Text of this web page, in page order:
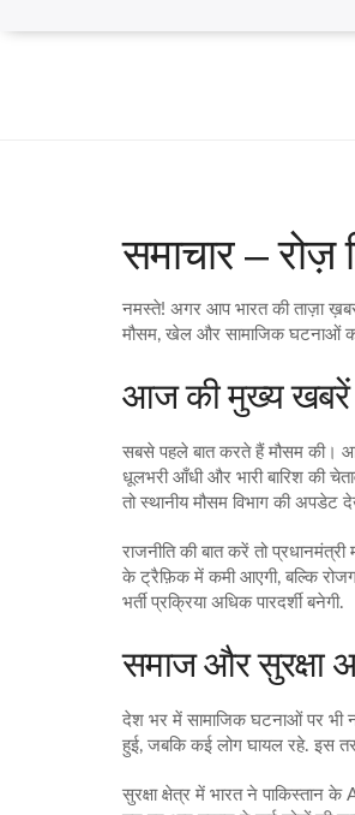
समाचार – रोज़
नमस्ते! अगर आप भारत की ताज़ा
मौसम, खेल और सामाजिक घटनाओं
आज की मुख्य खबरें
सबसे पहले बात करते हैं मौसम की।
धूलभरी आँधी और भारी बारिश की
तो स्थानीय मौसम विभाग की अपडेट
राजनीति की बात करें तो
के ट्रैफ़िक में कमी आएगी, बल्कि
भर्ती प्रक्रिया अधिक पारदर्शी बनेगी.
समाज और सुरक्षा
देश भर में सामाजिक घटनाओं पर भी
हुई, जबकि कई लोग घायल रहे. इस
सुरक्षा क्षेत्र में भारत ने पाकिस्तान